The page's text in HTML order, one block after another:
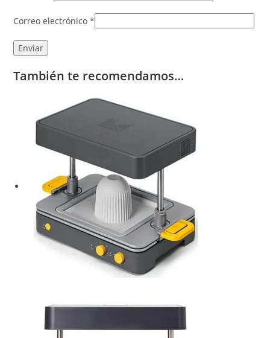
Correo electrónico*
También te recomendamos…